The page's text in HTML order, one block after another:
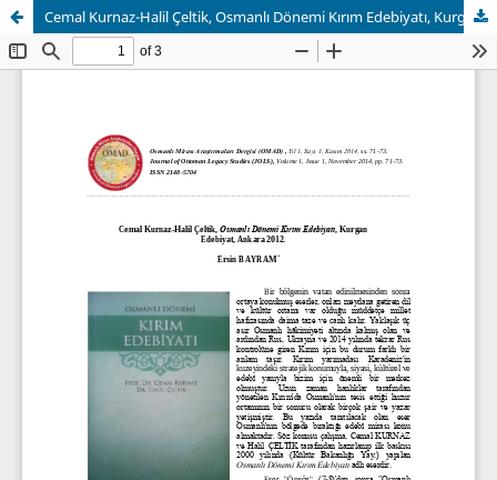
Cemal Kurnaz-Halil Çeltik, Osmanlı Dönemi Kırım Edebiyatı, Kurgan Edebiyat, Ankara 2012